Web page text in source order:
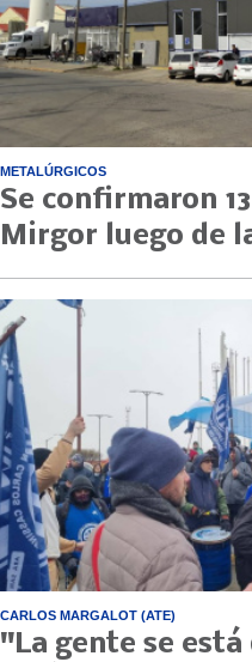
METALÚRGICOS
Se confirmaron
Mirgor luego de
CARLOS MARGALOT (ATE)
"La gente se